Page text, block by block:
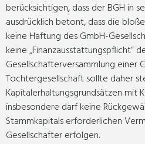
berücksichtigen, dass der BGH in
ausdrücklich betont, dass die
keine Haftung des GmbH-
keine „Finanzausstattungspflicht“
Gesellschafterversammlung einer
Tochtergesellschaft sollte daher
Kapitalerhaltungsgrundsätzen mit
insbesondere darf keine
Stammkapitals erforderlichen
Gesellschafter erfolgen.